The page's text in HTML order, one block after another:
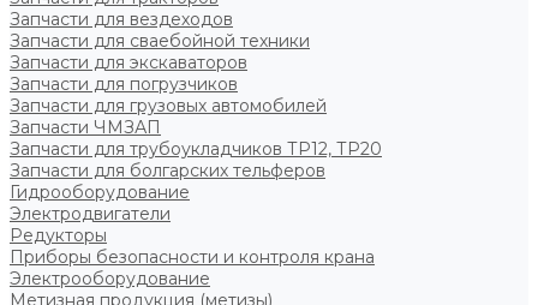
Запчасти для вездеходов
Запчасти для сваебойной техники
Запчасти для экскаваторов
Запчасти для погрузчиков
Запчасти для грузовых автомобилей
Запчасти ЧМЗАП
Запчасти для трубоукладчиков ТР12, ТР20
Запчасти для болгарских тельферов
Гидрооборудование
Электродвигатели
Редукторы
Приборы безопасности и контроля крана
Электрооборудование
Метизная продукция (метизы)